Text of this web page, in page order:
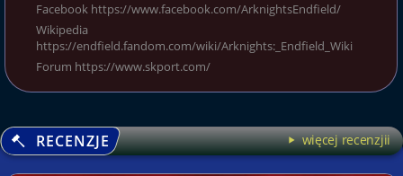
Facebook https://www.facebook.com/ArknightsEndfield/
Wikipedia
https://endfield.fandom.com/wiki/Arknights:_Endfield_Wiki
Forum https://www.skport.com/
RECENZJE więcej recenzjii